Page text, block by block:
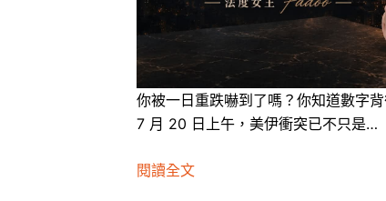
你被一日重跌嚇到了嗎？你知道數字
7 月 20 日上午，美伊衝突已不只是…
閱讀全文